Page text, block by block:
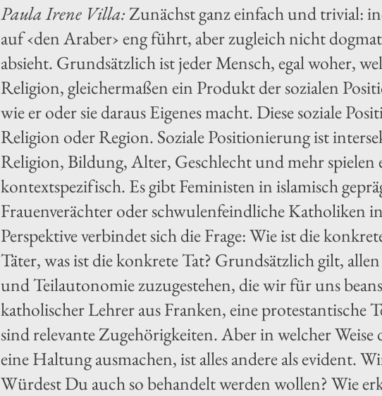
Paula Irene Villa:Zunächst ganz einfach und trivial:
auf ‹den Araber› eng führt, aber zugleich nicht
absieht. Grundsätzlich ist jeder Mensch, egal woher,
Religion, gleichermaßen ein Produkt der sozialen
wie er oder sie daraus Eigenes macht. Diese soziale
Religion oder Region. Soziale Positionierung ist
Religion, Bildung, Alter, Geschlecht und mehr spielen
kontextspezifisch. Es gibt Feministen in islamisch
Frauenverächter oder schwulenfeindliche Katholiken
Perspektive verbindet sich die Frage: Wie ist die
Täter, was ist die konkrete Tat? Grundsätzlich gilt,
und Teilautonomie zuzugestehen, die wir für uns
katholischer Lehrer aus Franken, eine protestantische
sind relevante Zugehörigkeiten. Aber in welcher
eine Haltung ausmachen, ist alles andere als evident.
Würdest Du auch so behandelt werden wollen? Wie